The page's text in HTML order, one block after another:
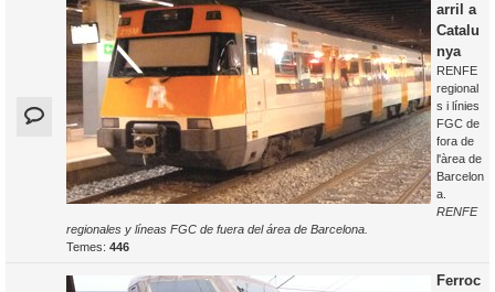
arril a
Catalu
nya
RENFE
regional
s i línies
FGC de
fora de
l'àrea de
Barcelon
a.
RENFE
regionales y líneas FGC de fuera del área de Barcelona.
Temes: 446
Ferroc